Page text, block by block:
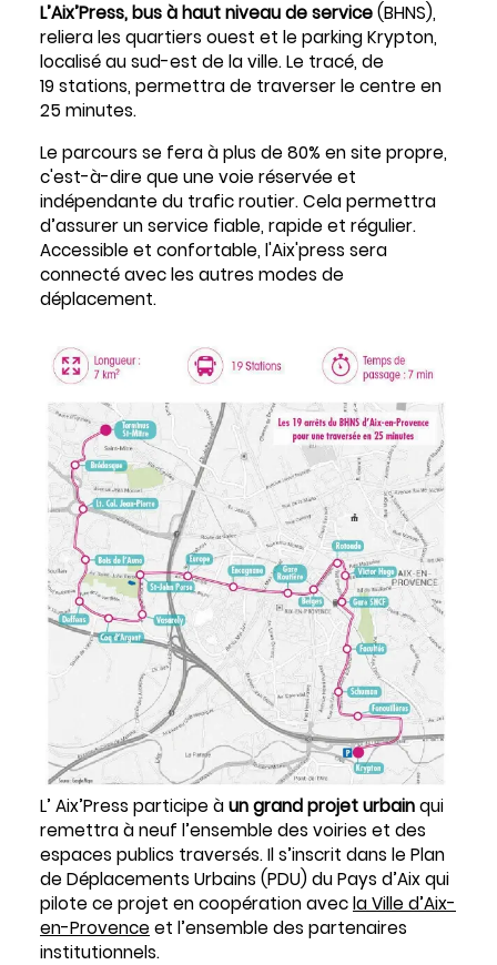
L’Aix’Press, bus à haut niveau de service(BHNS),
reliera les quartiers ouest et le parking Krypton,
localisé au sud-est de la ville. Le tracé, de
19 stations, permettra de traverser le centre en
25 minutes.
Le parcours se fera à plus de 80% en site propre,
c'est-à-dire que une voie réservée et
indépendante du trafic routier. Cela permettra
d’assurer un service fiable, rapide et régulier.
Accessible et confortable, l'Aix'press sera
connecté avec les autres modes de
déplacement.
L’ Aix’Press participe àun grand projet urbainqui
remettra à neuf l’ensemble des voiries et des
espaces publics traversés. Il s’inscrit dans le Plan
de Déplacements Urbains (PDU) du Pays d’Aix qui
pilote ce projet en coopération avecla Ville d’Aix-
en-Provence et l’ensemble des partenaires
institutionnels.